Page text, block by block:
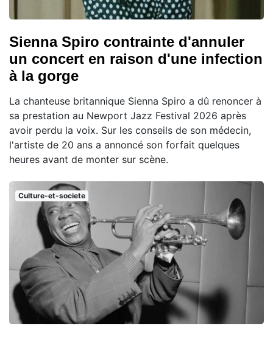
Sienna Spiro contrainte d'annuler
un concert en raison d'une infection
à la gorge
La chanteuse britannique Sienna Spiro a dû renoncer à
sa prestation au Newport Jazz Festival 2026 après
avoir perdu la voix. Sur les conseils de son médecin,
l'artiste de 20 ans a annoncé son forfait quelques
heures avant de monter sur scène.
Culture-et-societe